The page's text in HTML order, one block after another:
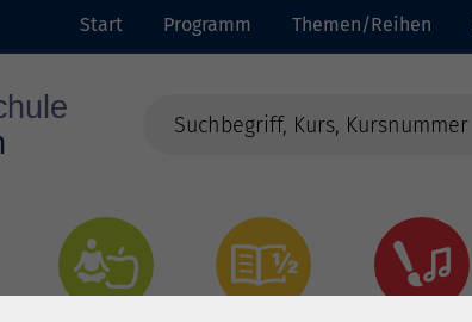
Start Programm Themen/Reihen